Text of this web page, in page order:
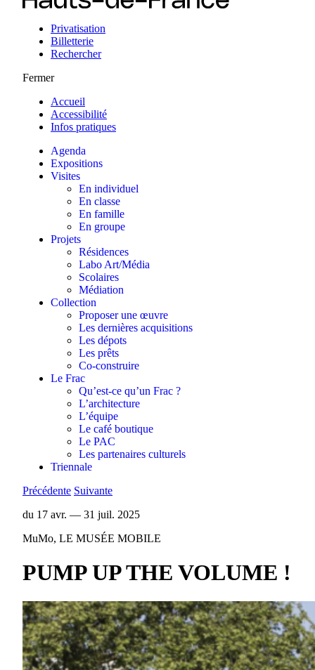
Privatisation
Billetterie
Rechercher
Fermer
Accueil
Accessibilité
Infos pratiques
Agenda
Expositions
Visites
En individuel
En classe
En famille
En groupe
Projets
Résidences
Labo Art/Média
Scolaires
Médiation
Collection
Proposer une œuvre
Les dernières acquisitions
Les dépots
Les prêts
Co-construire
Le Frac
Qu’est-ce qu’un Frac ?
L’architecture
L’équipe
Le café boutique
Le PAC
Les partenaires culturels
Triennale
Précédente Suivante
du 17 avr. — 31 juil. 2025
MuMo, LE MUSÉE MOBILE
PUMP UP THE VOLUME !